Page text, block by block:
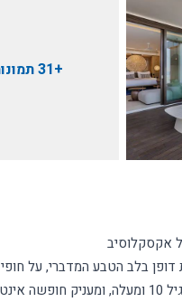
+31 תמונות
דופן בלב הטבע המדברי, על
המלון מיועד לאורחים מגיל 10 ומעלה, ומעניק